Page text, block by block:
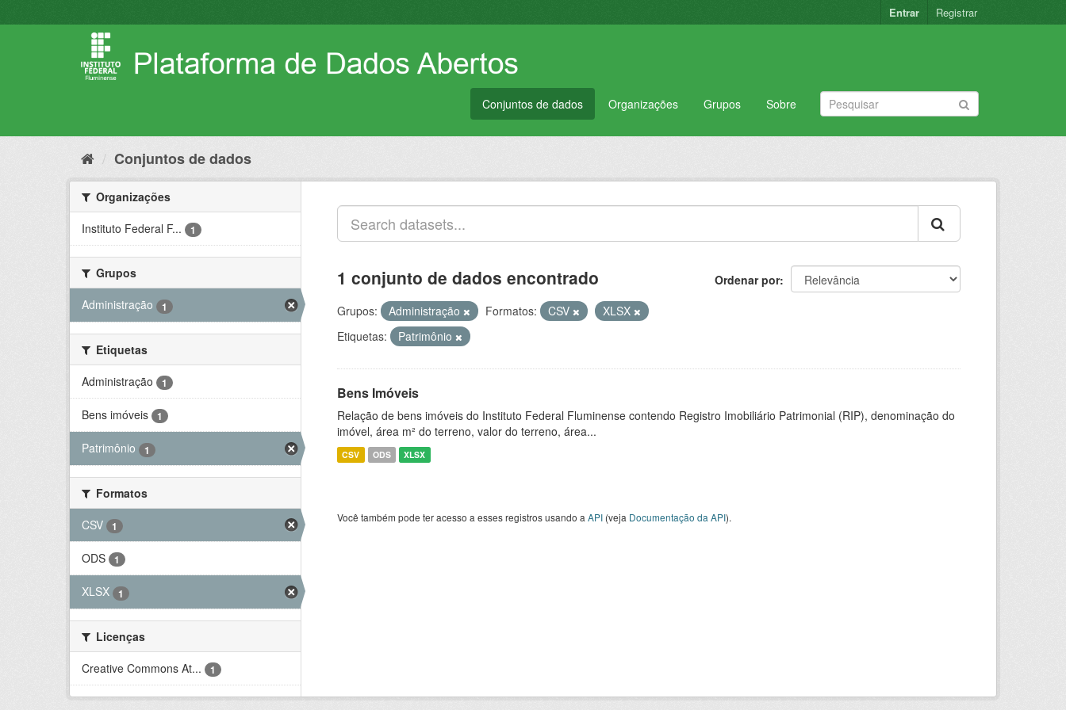
para
Entrar Registrar
Conjuntos de dados Organizações Grupos Sobre
Conjuntos de dados
Organizações
Instituto Federal F...
1
Grupos
Administração
1
Etiquetas
Administração
1
Bens imóveis 1
Patrimônio 1
Formatos
CSV
1
ODS 1
XLSX 1
Licenças
Creative Commons At...
1
Ordenar por
1 conjunto de dados encontrado
Grupos: Administração Formatos: CSV
XLSX
Etiquetas:
Patrimônio
Bens Imóveis
Relação de bens imóveis do Instituto Federal Fluminense contendo Registro Imobiliário Patrimonial (RIP), denominação do
imóvel, área m² do terreno, valor do terreno, área...
CSV ODS XLSX
Você também pode ter acesso a esses registros usando a API (veja Documentação da API).